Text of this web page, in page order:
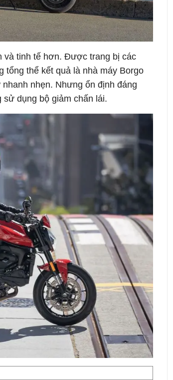
và tinh tế hơn. Được trang bị các
tổng thể kết quả là nhà máy Borgo
nhẹn. Nhưng ổn định đáng
sử dụng bộ giảm chấn lái.